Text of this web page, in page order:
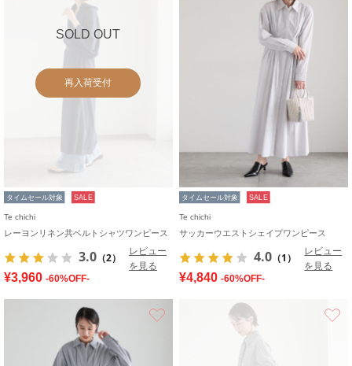
SOLD OUT
再入荷受付
タイムセール対象 SALE
Te chichi
レーヨンリネン共ベルトシャツワンピース
3.0 （2）
レビュー
を見る
¥3,960 -60%OFF-
タイムセール対象 SALE
Te chichi
サッカーウエストシェイプワンピース
4.0 （1）
レビュー
を見る
¥4,840 -60%OFF-